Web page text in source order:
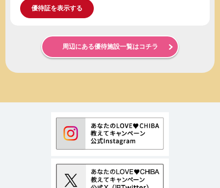
優待証を表示する
周辺にある優待施設一覧はコチラ